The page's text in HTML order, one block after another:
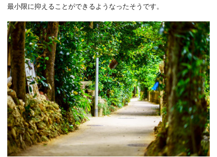
最小限に抑えることができるようなったそうです。